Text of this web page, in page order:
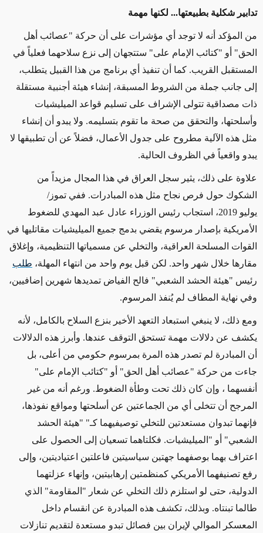
تدابير شكلية بطبيعتها... لكنها مهمة
من المؤكد أنه لا توجد أي مؤشرات على أن حركة "عصائب أهل
الحق" أو "كتائب الإمام على" ستتجهان إلى نزع سلاحهما فعلياً في
المستقبل القريب. كما أن تنفيذ أي برنامج من هذا القبيل يتطلب،
إلى جانب جملة من الشروط المسبقة، إنشاء هيئة أجنبية مستقلة
ذات مصداقية تتولى الإشراف على تسليم قواعد الميليشيات
وأسلحتها، والتحقق من صحة ما تقوم بتسليمه. ولا يبدو أن إنشاء
مثل هذه الآلية مطروح على جدول الأعمال، فضلاً عن أن تطبيقها لا
يبدو واقعياً في الظروف الحالية.
علاوة على ذلك، يثير سجل العراق في هذا المجال مزيداً من
الشكوك حول فرص نجاح مثل هذه المبادرات. ففي تموز/
يوليو 2019، استجاب رئيس الوزراء عادل عبد المهدي للضغوط
الأمريكية بإصدار مرسوم يقضي بدمج جميع الميليشيات مقاتليها في
القوات المسلحة العراقية، والتخلي عن مسمياتها التنظيمية، وإغلاق
مقارها خلال شهر واحد. لكن قبل يوم واحد من انتهاء المهلة، طلب
رئيس "هيئة الحشد الشعبي" فالح الفياض تمديدها شهرين إضافيين،
وفي نهاية المطاف لم يُنفذ المرسوم.
ومع ذلك، لا ينبغي استبعاد التعهد الأخير بنزع السلاح بالكامل، لأنه
يكشف عن دلالات مهمة تستحق التوقف عندها. وأبرز هذه الدلالات
أن المبادرة لم تصدر هذه المرة بمرسوم حكومي من أعلى، بل
جاءت من حركة "عصائب أهل الحق" أو "كتائب الإمام على"
أنفسهما ، وإن كان ذلك تحت وطأة الضغوط. ورغم أنه من غير
المرجح أن تتخلى أي من الجماعتين عن أسلحتها ومواقع نفوذها،
فإنهما تبدوان مستعدتين للتخلي توصيفيهما كـ" "هيئة الحشد
الشعبي" أو "الميليشيات. فكلتاهما تسعيان إلى الحصول على
اعتراف بهما بوصفهما جهتين سياسيتين فاعلتين اعتياديتين، وإلى
رفع تصنيفهما الأمريكي كمنظمتين إرهابيتين، وإنهاء عزلتهما
الدولية، حتى لو استلزم ذلك التخلي عن شعار "المقاومة" الذي
طالما تبنتاه. وبذلك، تكشف هذه المبادرة عن انقسام داخل
المعسكر الموالي لإيران بين فصائل تبدو مستعدة لتقديم تنازلات